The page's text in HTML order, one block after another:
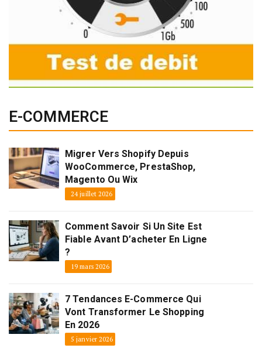
E-COMMERCE
Migrer Vers Shopify Depuis
WooCommerce, PrestaShop,
Magento Ou Wix
24 juillet 2026
Comment Savoir Si Un Site Est
Fiable Avant D’acheter En Ligne
?
19 mars 2026
7 Tendances E-Commerce Qui
Vont Transformer Le Shopping
En 2026
5 janvier 2026